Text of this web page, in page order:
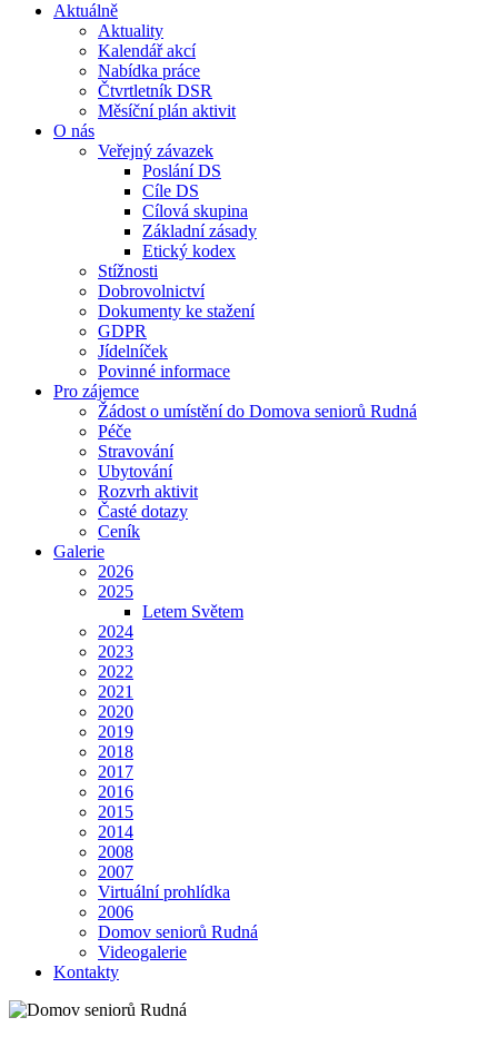
Aktuálně
Aktuality
Kalendář akcí
Nabídka práce
Čtvrtletník DSR
Měsíční plán aktivit
O nás
Veřejný závazek
Poslání DS
Cíle DS
Cílová skupina
Základní zásady
Etický kodex
Stížnosti
Dobrovolnictví
Dokumenty ke stažení
GDPR
Jídelníček
Povinné informace
Pro zájemce
Žádost o umístění do Domova seniorů Rudná
Péče
Stravování
Ubytování
Rozvrh aktivit
Časté dotazy
Ceník
Galerie
2026
2025
Letem Světem
2024
2023
2022
2021
2020
2019
2018
2017
2016
2015
2014
2008
2007
Virtuální prohlídka
2006
Domov seniorů Rudná
Videogalerie
Kontakty